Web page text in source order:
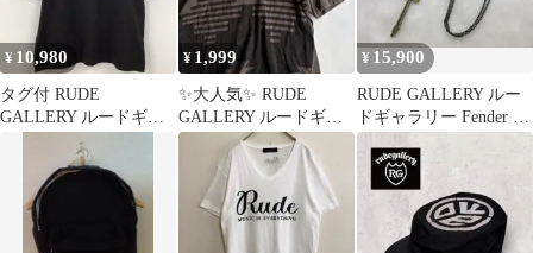
¥ 10,980
タグ付 RUDE
GALLERY ルードギャ
ラリー 黒豹 半袖Tシャ
¥ 1,999
✨大人気✨ RUDE
GALLERY ルードギャ
ラリー 半袖T v281
¥ 15,900
RUDE GALLERY ルー
ドギャラリー Fender フ
ェンダー ネックレス